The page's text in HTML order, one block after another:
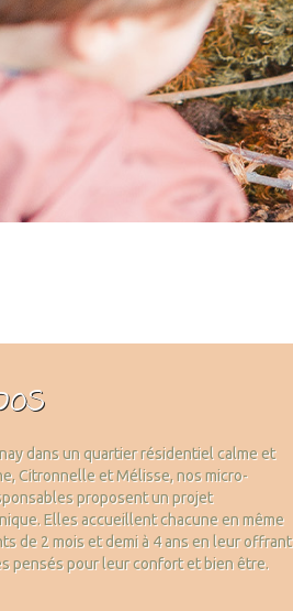
dans un quartier résidentiel calme et
Citronnelle et Mélisse, nos micro-
proposent un projet
Elles accueillent chacune en même
de 2 mois et demi à 4 ans en leur offrant
pensés pour leur confort et bien être.